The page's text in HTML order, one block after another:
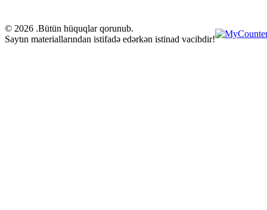
© 2026 .Bütün hüquqlar qorunub.
Saytın materiallarından istifadə edərkən istinad vacibdir!